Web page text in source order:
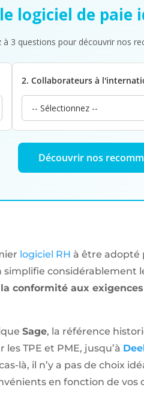
logiciel de paie
à 3 questions pour découvrir nos
2. Collaborateurs à
Découvrir nos
logiciel RH à être adopté
considérablement
conformité aux
Sage, la référence
TPE et PME, jusqu’à Deel
là, il n’y a pas de choix
en fonction de vos